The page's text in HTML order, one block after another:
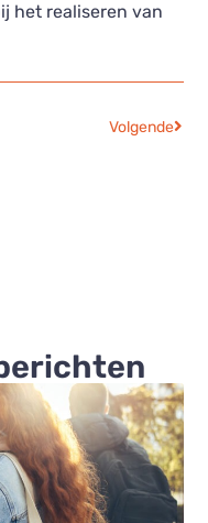
het realiseren van
Volgende